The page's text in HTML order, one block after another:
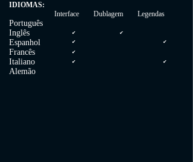
IDIOMAS:
Interface Dublagem Legendas
Português
Inglês
Espanhol
Francês
Italiano
Alemão
✔ ✔
✔
✔ ✔
✔ ✔